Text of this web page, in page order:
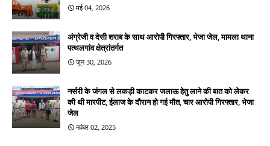
मई 04, 2026
अंग्रेजी व देसी शराब के साथ आरोपी गिरफ्तार, भेजा जेल, मामला थाना
पत्थलगांव क्षेत्रांतर्गत
जून 30, 2026
नर्सरी के जंगल से लकड़ी काटकर जलाऊ हेतु लाने की बात को लेकर
की थी मारपीट, ईलाज के दौरान हो गई मौत, चार आरोपी गिरफ्तार, भेजा
जेल
नवंबर 02, 2025